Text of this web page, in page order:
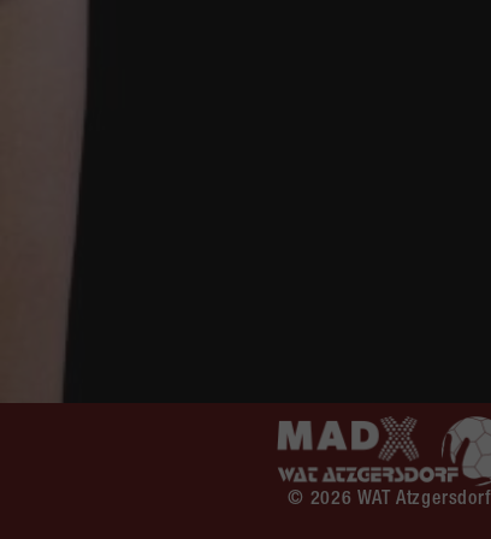
© 2026 WAT Atzgersdorf